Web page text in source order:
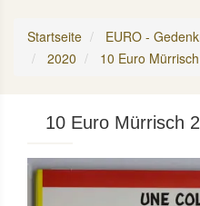
Startseite EURO -
2020
10 Euro
10 Euro Mürrisch